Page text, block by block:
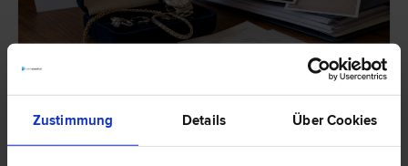
Zustimmung Details Über Cookies
Schmuck gestohlen – Wann zahlt die Versicherung?
Schmuck gestohlen: Welche Nachweise verlangt die Versicherung?